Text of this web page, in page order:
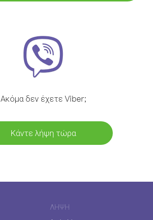
Ακόμα δεν έχετε Viber;
Κάντε λήψη τώρα
ΛΉΨΗ